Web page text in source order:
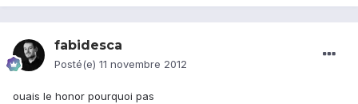
fabidesca
Posté(e) 11 novembre 2012
ouais le honor pourquoi pas